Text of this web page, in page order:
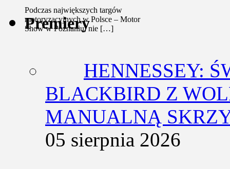
Podczas największych targów
motoryzacyjnych w Polsce – Motor
Show w Poznaniu, nie […]
Premiery
HENNESSEY:
BLACKBIRD Z
MANUALNĄ
05 sierpnia 2026